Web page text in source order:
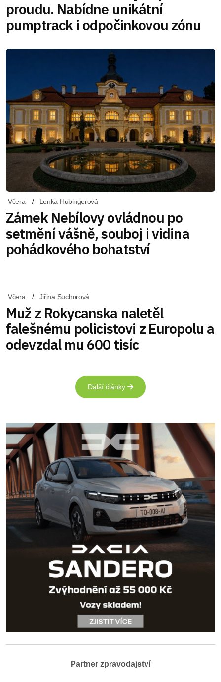
proudu. Nabídne unikátní
pumptrack i odpočinkovou zónu
Včera Lenka Hubingerová
Zámek Nebílovy ovládnou po
setmění vášně, souboj i vidina
pohádkového bohatství
Včera Jiřina Suchorová
Muž z Rokycanska naletěl
falešnému policistovi z Europolu a
odevzdal mu 600 tisíc
Další články
Partner zpravodajství